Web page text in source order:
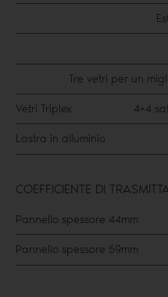
Tre vetri per un
Vetri Triplex 4+4
Lastra in alluminio
COEFFICIENTE DI
Pannello spessore 44mm
Pannello spessore 59mm